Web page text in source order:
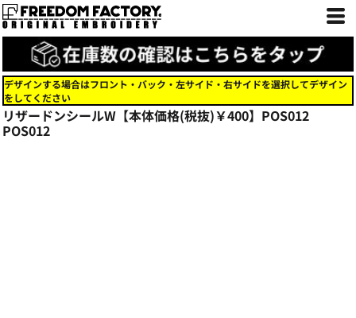
デザインする場合はフロント・バック・左サイド・右サイドを選択してデザイン
をしてください
リザードンシールW【本体価格(税抜)￥400】POS012
POS012